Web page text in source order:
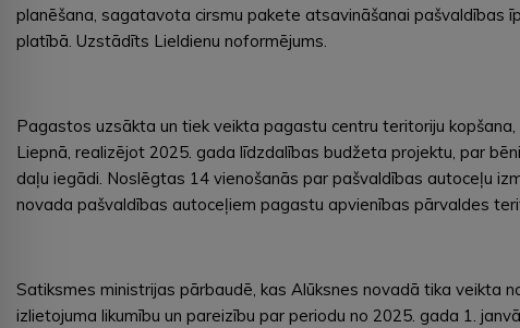
planēšana, sagatavota cirsmu pakete atsavināšanai pašvaldības
platībā. Uzstādīts Lieldienu noformējums.
Pagastos uzsākta un tiek veikta pagastu centru teritoriju
Liepnā, realizējot 2025. gada līdzdalības budžeta projektu, par
daļu iegādi. Noslēgtas 14 vienošanās par pašvaldības autoceļu
novada pašvaldības autoceļiem pagastu apvienības pārvaldes
Satiksmes ministrijas pārbaudē, kas Alūksnes novadā tika veikta
izlietojuma likumību un pareizību par periodu no 2025. gada 1.